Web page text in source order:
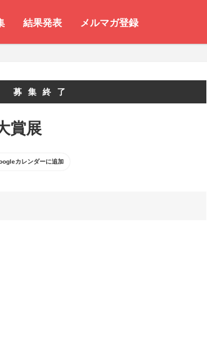
結果発表 メルマガ登録
募集終了
賞展
カレンダーに追加